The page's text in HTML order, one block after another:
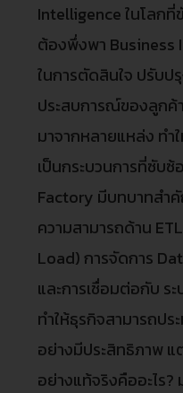
Intelligence ในโลก
ต้องพึ่งพา Business
ในการตัดสินใจ ปรับป
ประสบการณ์ของลูกค้
มาจากหลายแหล่ง ทำ
เป็นกระบวนการที่ซับ
Factory มีบทบาทสำ
ความสามารถด้าน
Load) การจัดการ
และการเชื่อมต่อกับ ร
ทำให้ธุรกิจสามารถปร
อย่างมีประสิทธิภาพ
อย่างแท้จริงคืออะไร